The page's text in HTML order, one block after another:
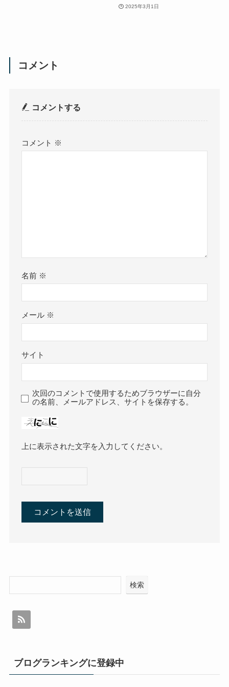
2025年3月1日
コメント
コメントする
コメント ※
名前 ※
メール ※
サイト
次回のコメントで使用するためブラウザーに自分
の名前、メールアドレス、サイトを保存する。
上に表示された文字を入力してください。
検索
ブログランキングに登録中